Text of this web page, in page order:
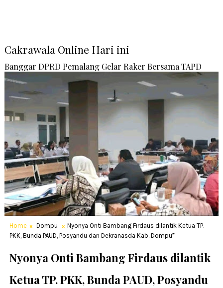
Cakrawala Online Hari ini
Banggar DPRD Pemalang Gelar Raker Bersama TAPD
Home Dompu
Nyonya Onti Bambang Firdaus dilantik Ketua TP.
PKK, Bunda PAUD, Posyandu dan Dekranasda Kab. Dompu*
Nyonya Onti Bambang Firdaus dilantik
Ketua TP. PKK, Bunda PAUD, Posyandu